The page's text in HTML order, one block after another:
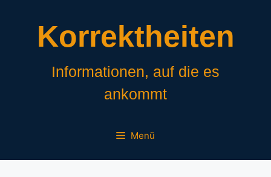
Korrektheiten
Informationen, auf die es
ankommt
Menü